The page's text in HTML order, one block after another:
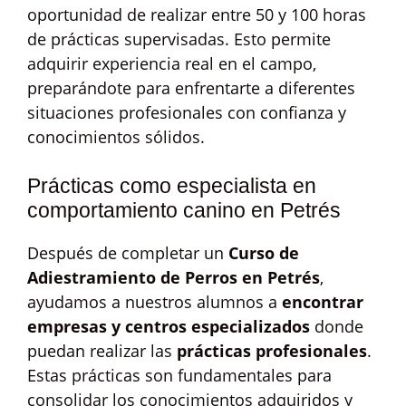
oportunidad de realizar entre 50 y 100 horas
de prácticas supervisadas. Esto permite
adquirir experiencia real en el campo,
preparándote para enfrentarte a diferentes
situaciones profesionales con confianza y
conocimientos sólidos.
Prácticas como especialista en
comportamiento canino en Petrés
Después de completar un Curso de
Adiestramiento de Perros en Petrés,
ayudamos a nuestros alumnos a encontrar
empresas y centros especializados donde
puedan realizar las prácticas profesionales.
Estas prácticas son fundamentales para
consolidar los conocimientos adquiridos y